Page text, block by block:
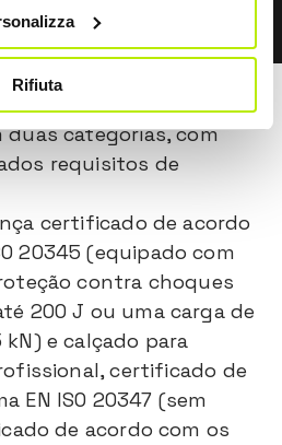
Rifiuta
divide-se
categorias, com
requisitos de
certificado de acordo
20345 (equipado com
contra choques
200 J ou uma carga de
e calçado para
certificado de
EN ISO 20347 (sem
de acordo com os